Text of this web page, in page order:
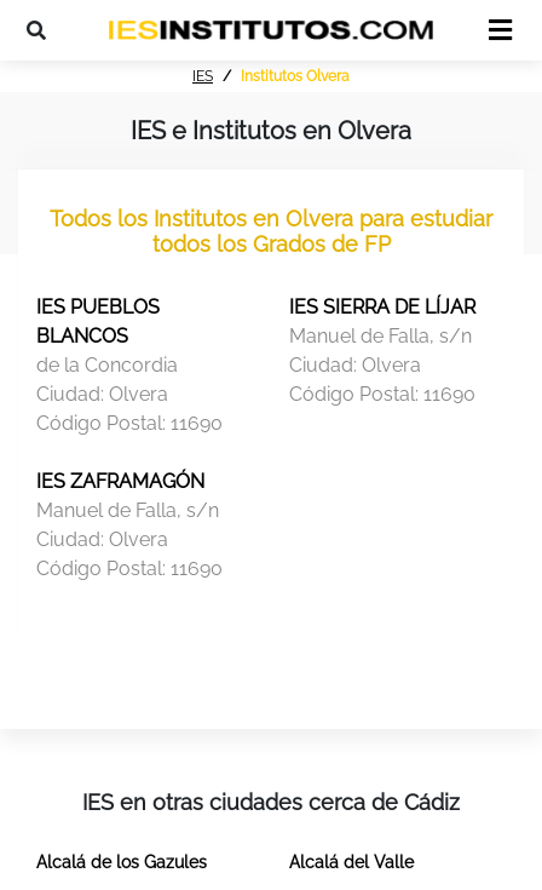
IES Institutos Olvera
IES e Institutos en Olvera
Todos los Institutos en Olvera para estudiar
todos los Grados de FP
IES PUEBLOS
BLANCOS
de la Concordia
Ciudad: Olvera
Código Postal: 11690
IES SIERRA DE LÍJAR
Manuel de Falla, s/n
Ciudad: Olvera
Código Postal: 11690
IES ZAFRAMAGÓN
Manuel de Falla, s/n
Ciudad: Olvera
Código Postal: 11690
IES en otras ciudades cerca de Cádiz
Alcalá de los Gazules
Alcalá del Valle